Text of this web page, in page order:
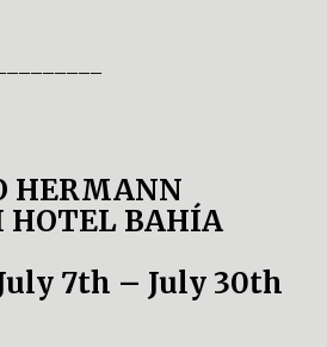
HERMANN
HOTEL BAHÍA
7th – July 30th